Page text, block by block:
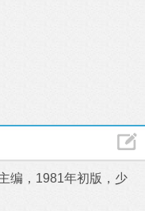
编，1981年初版，少